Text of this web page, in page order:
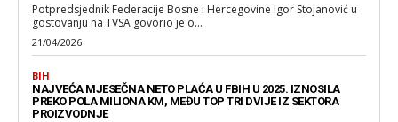
Potpredsjednik Federacije Bosne i Hercegovine Igor Stojanović u
gostovanju na TVSA govorio je o...
21/04/2026
BIH
NAJVEĆA MJESEČNA NETO PLAĆA U FBIH U 2025. IZNOSILA
PREKO POLA MILIONA KM, MEĐU TOP TRI DVIJE IZ SEKTORA
PROIZVODNJE